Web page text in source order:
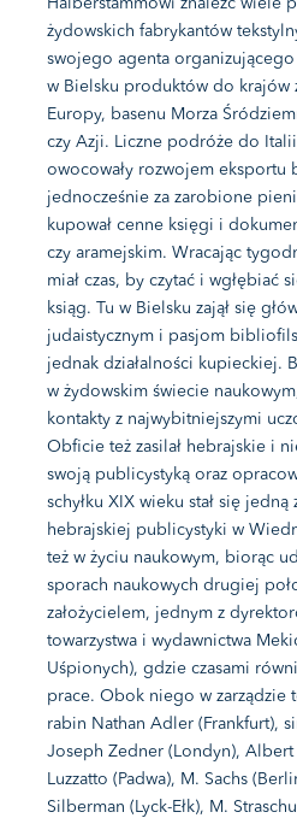
żydowskich fabrykantów
swojego agenta
w Bielsku produktów do krajów
Europy, basenu Morza
czy Azji. Liczne podróże do
owocowały rozwojem eksportu
jednocześnie za zarobione
kupował cenne księgi i
czy aramejskim. Wracając
miał czas, by czytać i wgłębiać
ksiąg. Tu w Bielsku zajął się
judaistycznym i pasjom
jednak działalności kupieckiej.
w żydowskim świecie
kontakty z najwybitniejszymi
Obficie też zasilał hebrajskie i
swoją publicystyką oraz
schyłku XIX wieku stał się
hebrajskiej publicystyki w
też w życiu naukowym, biorąc
sporach naukowych drugiej
założycielem, jednym z
towarzystwa i wydawnictwa
Uśpionych), gdzie czasami
prace. Obok niego w zarządzie
rabin Nathan Adler (Frankfurt),
Joseph Zedner (Londyn), Albert
Luzzatto (Padwa), M. Sachs
Silberman (Lyck-Ełk), M.